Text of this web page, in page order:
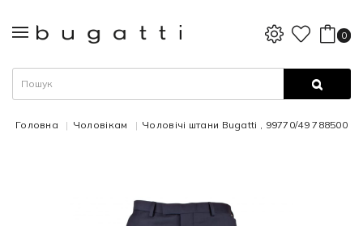
0
Головна Чоловікам Чоловічі штани Bugatti , 99770/49 788500